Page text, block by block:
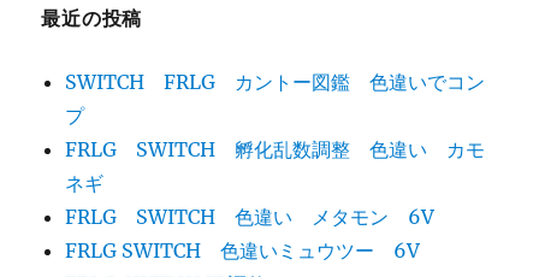
最近の投稿
SWITCH FRLG カントー図鑑 色違いでコン
プ
FRLG SWITCH 孵化乱数調整 色違い カモ
ネギ
FRLG SWITCH 色違い メタモン 6V
FRLG SWITCH 色違いミュウツー 6V